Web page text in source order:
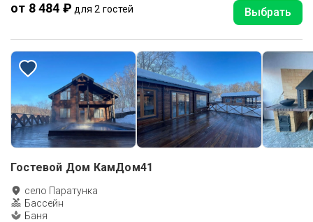
от 8 484 ₽ для 2 гостей Выбрать
Гостевой Дом КамДом41
село Паратунка
Бассейн
Баня